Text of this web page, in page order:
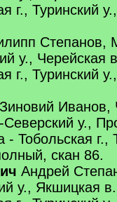
г., Туринский
Степанов,
у., Черейская
г., Туринский
Иванов,
Северский у.,
- Тобольская г.,
скан 86.
Андрей
у., Якшицкая